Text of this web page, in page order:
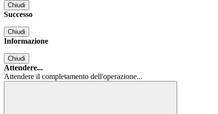
Chiudi
Successo
Chiudi
Informazione
Chiudi
Attendere...
Attendere il completamento dell'operazione...